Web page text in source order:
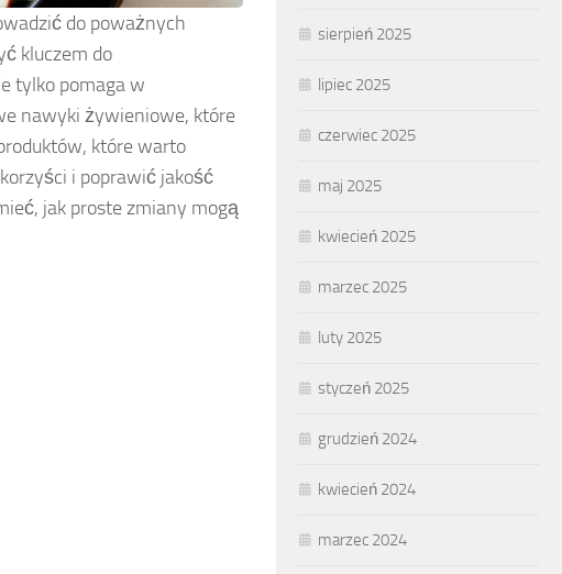
do poważnych
kluczem do
tylko pomaga w
nawyki żywieniowe, które
które warto
i poprawić jakość
jak proste zmiany mogą
sierpień 2025
lipiec 2025
czerwiec 2025
maj 2025
kwiecień 2025
marzec 2025
luty 2025
styczeń 2025
grudzień 2024
kwiecień 2024
marzec 2024